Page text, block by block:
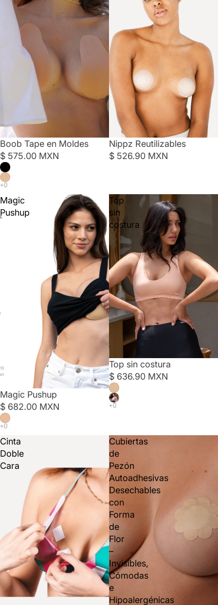
Boob Tape en Moldes
$ 575.00 MXN
Nippz Reutilizables
$ 526.90 MXN
Magic
Pushup
Magic Pushup
$ 682.00 MXN
Top
sin
costura
Top sin costura
$ 636.90 MXN
Cinta
Doble
Cara
Cubiertas
de
Pezón
Autoadhesivas
Desechables
con
Forma
de
Flor
–
Invisibles,
Cómodas
e
Hipoalergénicas